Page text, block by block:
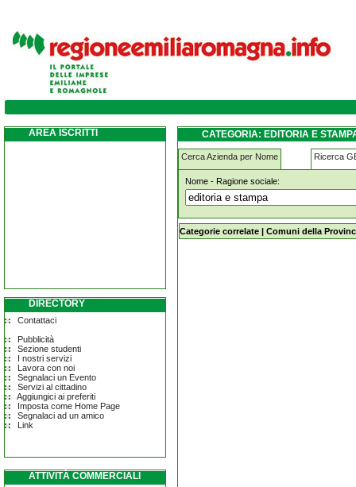
editoria-e-stampa massa-lombarda
AREA ISCRITTI
DIRECTORY
Contattaci
Pubblicità
Sezione studenti
I nostri servizi
Lavora con noi
Segnalaci un Evento
Servizi al cittadino
Aggiungici ai preferiti
Imposta come Home Page
Segnalaci ad un amico
Link
ATTIVITÀ COMMERCIALI
CATEGORIA: EDITORIA E
Cerca Azienda per Nome Ricerca
Nome - Ragione sociale:
editoria-e-stampa massa-lombarda
Categorie correlate | Comuni della